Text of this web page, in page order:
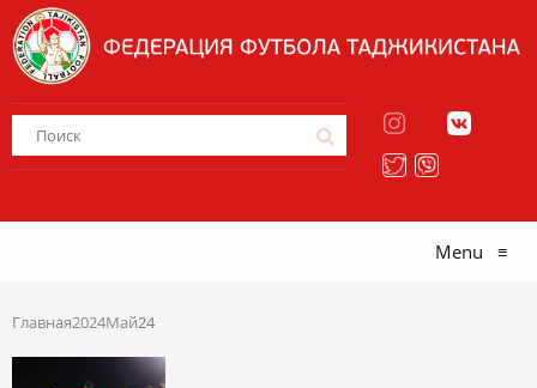
Menu ≡
Главная2024Май24